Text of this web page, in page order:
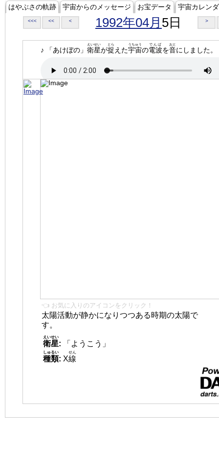
はやぶさの軌跡 宇宙からのメッセージ お宝データ 宇宙カレン
<<< << < 1992年04月 5日 >
♪ 「あけぼの」 衛星
えいせい
が捉
とら
えた宇宙
うちゅう
の電波
でんぱ
を音
おと
にしました。
👈 お気に入りのアイコンをクリック！
太陽活動が静かになりつつある時期の太陽で
す。
衛星
えいせい
:
「ようこう」
種類
しゅるい
: X線
せん